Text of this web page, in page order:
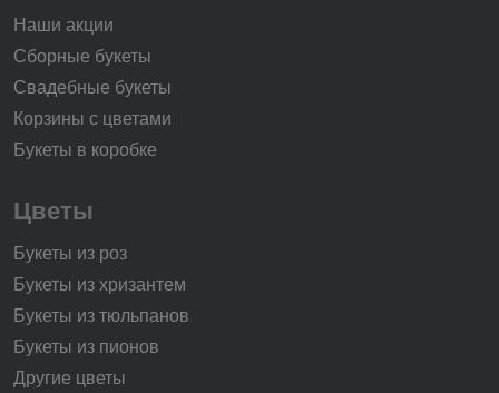
Наши акции
Сборные букеты
Свадебные букеты
Корзины с цветами
Букеты в коробке
Цветы
Букеты из роз
Букеты из хризантем
Букеты из тюльпанов
Букеты из пионов
Другие цветы